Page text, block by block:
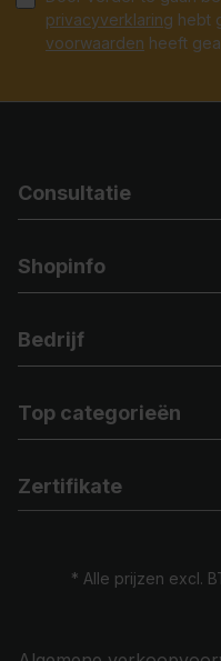
privacyverklaring hebt
voorwaarden heeft
Consultatie
Shopinfo
Bedrijf
Top categorieën
Zertifikate
* Alle prijzen excl.